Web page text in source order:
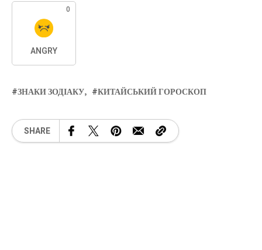
0
ANGRY
ЗНАКИ ЗОДІАКУ КИТАЙСЬКИЙ ГОРОСКОП
SHARE